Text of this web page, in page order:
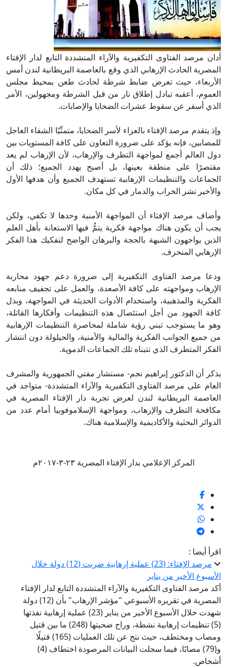
أدان مرصد الفتاوى التكفيرية والآراء المتشددة التابع لدار الإفتاء
المصرية الحادث الإرهابي الذي وقع بالعاصمة البريطانية لندن أمس
الأربعاء، حيث تعرض ضابط شرطة لحادث طعن بمحيط مجلس
العموم، أعقبه تبادل إطلاق نار من قبل الشرطة ومجهولين، الأمر
الذي أسفر عن سقوط عشرات الضحايا والإصابات.
وإذ يتقدم مرصد الإفتاء بالعزاء لأسر الضحايا، متمنِّيًا الشفاء العاجل
للمصابين، فإنه يؤكد على ضرورة التعاون على كافة المستويات بين
دول العالم أجمع لمواجهة التطرف والإرهاب، لأن الإرهاب لم يعد
مقتصرًا على منطقة بعينها، بل أصبح يهدد الجميع؛ ذلك أن
الجماعات والتنظيمات الإرهابية تستهدف الجميع وأن هدفها الأول
والأخير نشر الخراب والدمار في كل مكان.
وأضاف مرصد الإفتاء أن المواجهة الأمنية وحدها لا تكفي، ولكن
يجب أن يكون هناك مواجهة فكرية يتمُّ فيها الاستعانة بأهل العلم
الذين يواجهون الشبهة بالحجة والبرهان الواضح لتفكيك هذا الفكر
الإرهابي المنحرف.
ودعا مرصد الفتاوى التكفيرية إلى ضرورة دعم جهود محاربة
الإرهاب ومواجهته على كافة الأصعدة، والعمل على تجفيف منابعه
الفكرية والمذهبية، واستخدام الأدوات الحديثة في المواجهة، وبذل
كافة الجهود من أجل استئصال هذه التنظيمات وأفكارها القاتلة،
وهو ما يستوجب تبني رؤية شاملة لمحاصرة التنظيمات الإرهابية
من جميع الجوانب الفكرية والمالية والأمنية، والحيلولة دون انتشار
الفكر المتطرف الذي تتبناه تلك الجماعات الدموية.
يذكر أن الدكتور إبراهيم نجم- مستشار مفتي الجمهورية والمشرف
العام على مرصد الفتاوى التكفيرية والآراء المتشددة- متواجد في
العاصمة البريطانية لندن لعرض تجربة دار الإفتاء المصرية في
مكافحة التطرف والإرهاب، ومواجهة الإسلاموفوبيا أمام عدد من
الدوائر البحثية والأكاديمية والإسلامية هناك.
المركز الإعلامي بدار الإفتاء المصرية ٢٣-٣-٢٠١٧م
اقرأ أيضا :
مرصد الإفتاء: (23) عملية إرهابية ضربت (12) دولة خلال
الأسبوع الأخير من يناير
أكد مرصد الفتاوى التكفيرية والآراء المتشددة التابع لدار الإفتاء
المصرية في تقريره الأسبوعي "مؤشر الإرهاب" بأن (12) دولة
شهدت خلال الأسبوع الأخير من يناير (23) عملية إرهابية نفذتها
(5) تنظيمات إرهابية نشطة، وراح ضحيتها (248) ما بين قتيل
ومصاب ومختطف، حيث نتج عن تلك العمليات (165) قتيلًا
و(79) مصابًا، فيما سجلت البيانات المرصودة اختطاف (4)
أشخاص.